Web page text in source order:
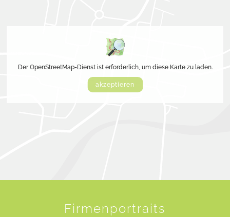
Der OpenStreetMap-Dienst ist erforderlich, um diese Karte zu laden.
akzeptieren
Firmenportraits